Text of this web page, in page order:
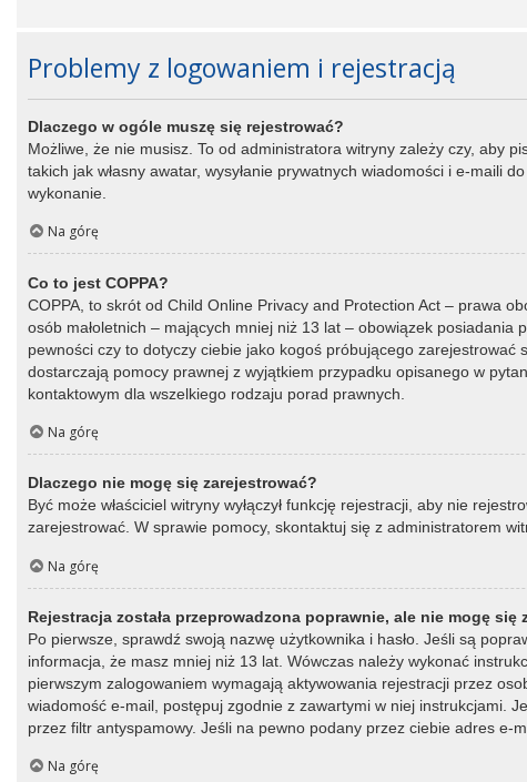
Problemy z logowaniem i rejestracją
Dlaczego w ogóle muszę się rejestrować?
Możliwe, że nie musisz. To od administratora witryny zależy czy, aby
takich jak własny awatar, wysyłanie prywatnych wiadomości i e-maili
wykonanie.
Na górę
Co to jest COPPA?
COPPA, to skrót od Child Online Privacy and Protection Act – prawa
osób małoletnich – mających mniej niż 13 lat – obowiązek
pewności czy to dotyczy ciebie jako kogoś próbującego
dostarczają pomocy prawnej z wyjątkiem przypadku opisanego w
kontaktowym dla wszelkiego rodzaju porad prawnych.
Na górę
Dlaczego nie mogę się zarejestrować?
Być może właściciel witryny wyłączył funkcję rejestracji, aby nie
zarejestrować. W sprawie pomocy, skontaktuj się z administratorem
Na górę
Rejestracja została przeprowadzona poprawnie, ale nie mogę się
Po pierwsze, sprawdź swoją nazwę użytkownika i hasło. Jeśli są
informacja, że masz mniej niż 13 lat. Wówczas należy wykonać
pierwszym zalogowaniem wymagają aktywowania rejestracji przez
wiadomość e-mail, postępuj zgodnie z zawartymi w niej instrukcjami.
przez filtr antyspamowy. Jeśli na pewno podany przez ciebie adres e-
Na górę